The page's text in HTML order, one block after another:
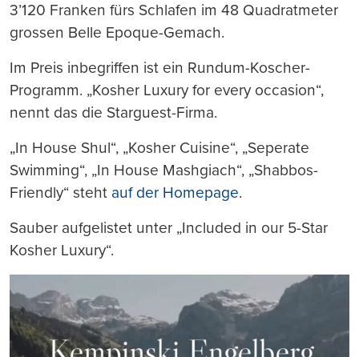
3’120 Franken fürs Schlafen im 48 Quadratmeter
grossen Belle Epoque-Gemach.
Im Preis inbegriffen ist ein Rundum-Koscher-
Programm. „Kosher Luxury for every occasion“,
nennt das die Starguest-Firma.
„In House Shul“, „Kosher Cuisine“, „Seperate
Swimming“, „In House Mashgiach“, „Shabbos-
Friendly“ steht auf der Homepage.
Sauber aufgelistet unter „Included in our 5-Star
Kosher Luxury“.